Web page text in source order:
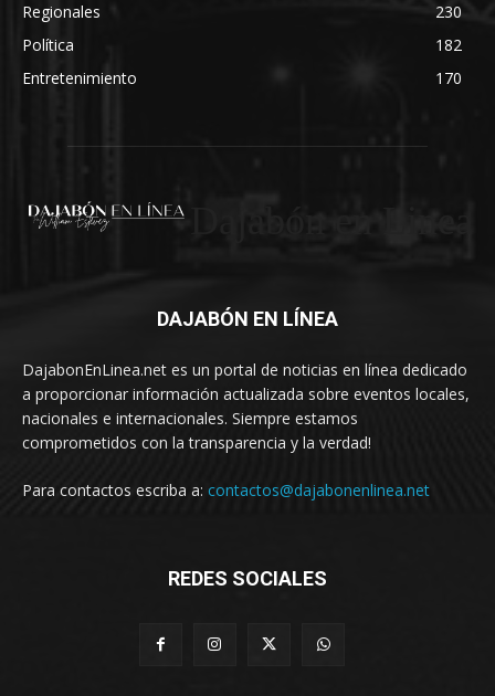
Regionales
230
Política
182
Entretenimiento
170
DAJABÓN EN LÍNEA
DajabonEnLinea.net es un portal de noticias en línea dedicado
a proporcionar información actualizada sobre eventos locales,
nacionales e internacionales. Siempre estamos
comprometidos con la transparencia y la verdad!
Para contactos escriba a: contactos@dajabonenlinea.net
REDES SOCIALES